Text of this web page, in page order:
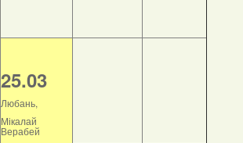
25.03
Любань,
Мікалай
Верабей